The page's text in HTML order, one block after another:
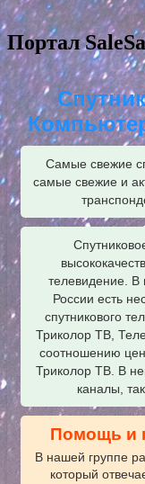
Портал
Самые свежие
самые свежие и
телевидение.
России есть
спутникового
Триколор ТВ,
соотношению
Триколор ТВ. В
каналы,
Помощь и
В нашей группе
который